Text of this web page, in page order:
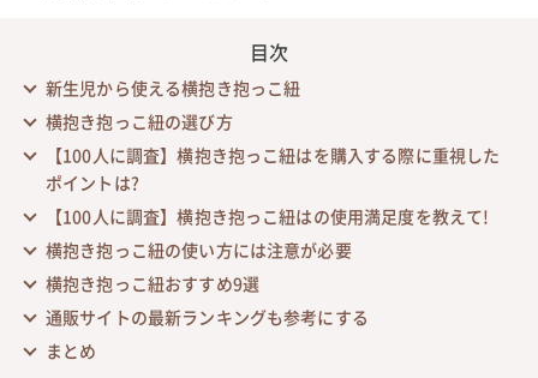
目次
新生児から使える横抱き抱っこ紐
横抱き抱っこ紐の選び方
【100人に調査】横抱き抱っこ紐はを購入する際に重視した
ポイントは?
【100人に調査】横抱き抱っこ紐はの使用満足度を教えて!
横抱き抱っこ紐の使い方には注意が必要
横抱き抱っこ紐おすすめ9選
通販サイトの最新ランキングも参考にする
まとめ